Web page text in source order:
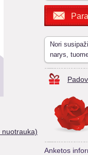
nuotrauka)
Nori
narys,
Anketos